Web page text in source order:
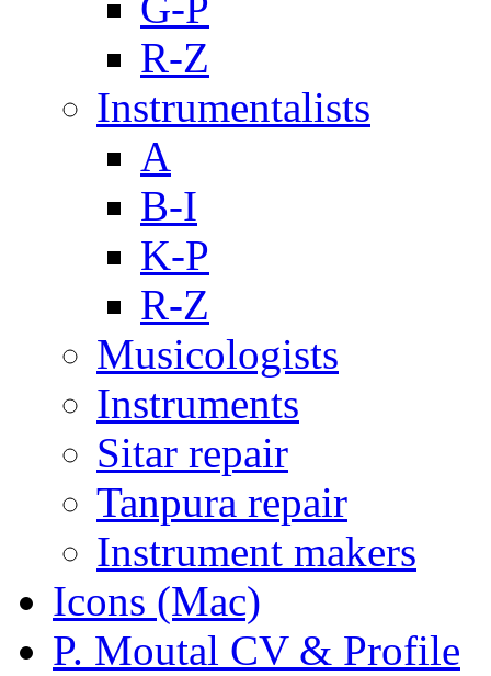
R-Z
Instrumentalists
A
B-I
K-P
R-Z
Musicologists
Instruments
Sitar repair
Tanpura repair
Instrument makers
Icons (Mac)
P. Moutal CV & Profile